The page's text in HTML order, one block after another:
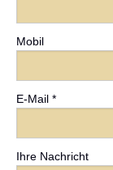
Mobil
E-Mail *
Ihre Nachricht